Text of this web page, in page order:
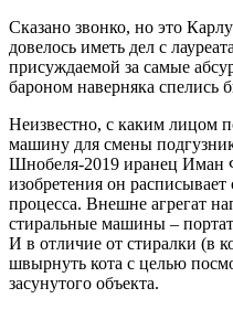
Сказано звонко, но это
довелось иметь дел с
присуждаемой за самые
бароном наверняка спелись
Неизвестно, с каким лицом
машину для смены
Шнобеля-2019 иранец Иман
изобретения он
процесса. Внешне агрегат
стиральные машины –
И в отличие от стиралки (в
швырнуть кота с целью
засунутого объекта.